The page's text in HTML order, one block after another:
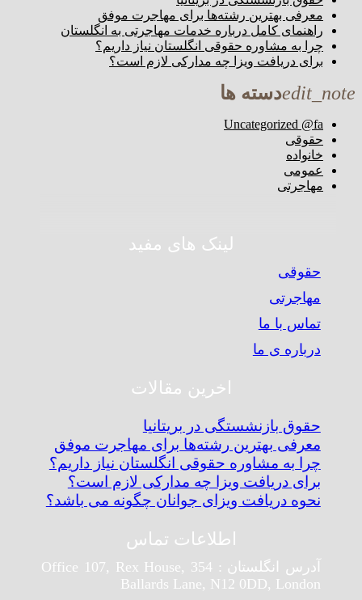
معرفی بهترین رشته‌ها برای مهاجرت موفق
راهنمای کامل درباره خدمات مهاجرتی به انگلستان
چرا به مشاوره حقوقی انگلستان نیاز داریم؟
برای دریافت ویزا چه مدارکی لازم است؟
edit_noteدسته ها
Uncategorized @fa
حقوقی
خانواده
عمومی
مهاجرتی
لینک های مفید
حقوقی
مهاجرتی
تماس با ما
درباره ی ما
اخرین مقالات
حقوق بازنشستگی در بریتانیا
معرفی بهترین رشته‌ها برای مهاجرت موفق
چرا به مشاوره حقوقی انگلستان نیاز داریم؟
برای دریافت ویزا چه مدارکی لازم است؟
نحوه دریافت ویزای جوانان چگونه می باشد؟
اطلاعات تماس
آدرس انگلستان : Office 107, Rex House, 354
Ballards Lane, N12 0DD, London